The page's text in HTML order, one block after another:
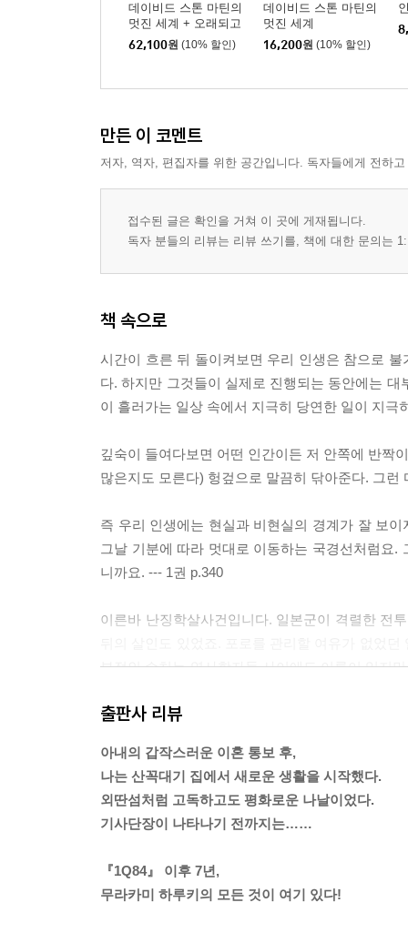
데이비드 스톤 마틴의
멋진 세계 + 오래되고
멋진 클래식 레코드 1,2
세트
62,100원 (10% 할인)
데이비드 스톤 마틴의
멋진 세계
16,200원 (10% 할인)
만든 이 코멘트
저자, 역자, 편집자를 위한 공간입니다. 독자들에게 전하
접수된 글은 확인을 거쳐 이 곳에 게재됩니다.
독자 분들의 리뷰는 리뷰 쓰기를, 책에 대한 문의는
책 속으로
시간이 흐른 뒤 돌이켜보면 우리 인생은 참으로
다. 하지만 그것들이 실제로 진행되는 동안에는
이 흘러가는 일상 속에서 지극히 당연한 일이 지
깊숙이 들여다보면 어떤 인간이든 저 안쪽에 반짝
많은지도 모른다) 헝겊으로 말끔히 닦아준다. 그
즉 우리 인생에는 현실과 비현실의 경계가 잘 보
그날 기분에 따라 멋대로 이동하는 국경선처럼요
니까요. --- 1권 p.340
이른바 난징학살사건입니다. 일본군이 격렬한 전
부적인 수치는 역사학자들 사이에도 이론이 있지
까요? --- 2권 p.88
늙는다는 것은 어쩌면 사람에게 죽음보다 더 뜻
로(그리고 사회적으로) 더이상 존재하지 않아도
커다란 유리창에 얼굴을 대고 바깥에 펼쳐진 태평
터였다. 이 세계는 무수한 생명과, 그리고 그것과
출판사 리뷰
아내의 갑작스러운 이혼 통보 후,
나는 산꼭대기 집에서 새로운 생활을 시작했다.
외딴섬처럼 고독하고도 평화로운 나날이었다.
기사단장이 나타나기 전까지는……
『1Q84』 이후 7년,
무라카미 하루키의 모든 것이 여기 있다!